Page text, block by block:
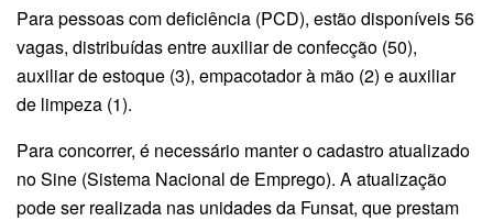
Para pessoas com deficiência (PCD), estão disponíveis 56
vagas, distribuídas entre auxiliar de confecção (50),
auxiliar de estoque (3), empacotador à mão (2) e auxiliar
de limpeza (1).
Para concorrer, é necessário manter o cadastro atualizado
no Sine (Sistema Nacional de Emprego). A atualização
pode ser realizada nas unidades da Funsat, que prestam